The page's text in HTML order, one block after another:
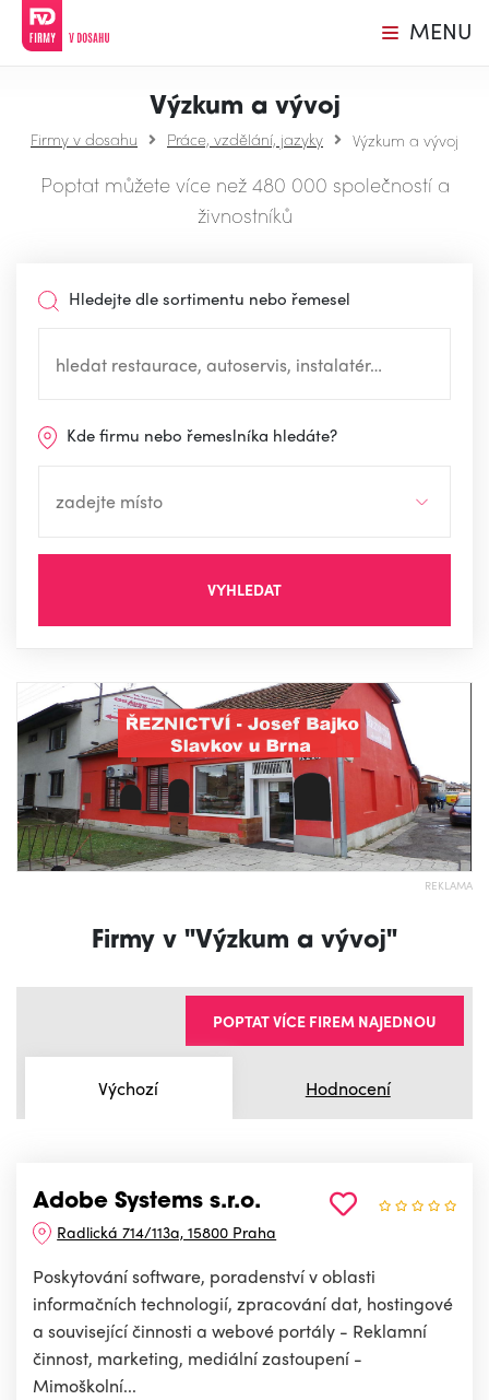
MENU
Výzkum a vývoj
Firmy v dosahu Práce, vzdělání, jazyky Výzkum a vývoj
Poptat můžete více než 480 000 společností a
živnostníků
Hledejte dle sortimentu nebo řemesel
Kde firmu nebo řemeslníka hledáte?
VYHLEDAT
REKLAMA
Firmy v "Výzkum a vývoj"
Výchozí Hodnocení
POPTAT VÍCE FIREM NAJEDNOU
Adobe Systems s.r.o.
Radlická 714/113a, 15800 Praha
Poskytování software, poradenství v oblasti
informačních technologií, zpracování dat, hostingové
a související činnosti a webové portály - Reklamní
činnost, marketing, mediální zastoupení -
Mimoškolní...